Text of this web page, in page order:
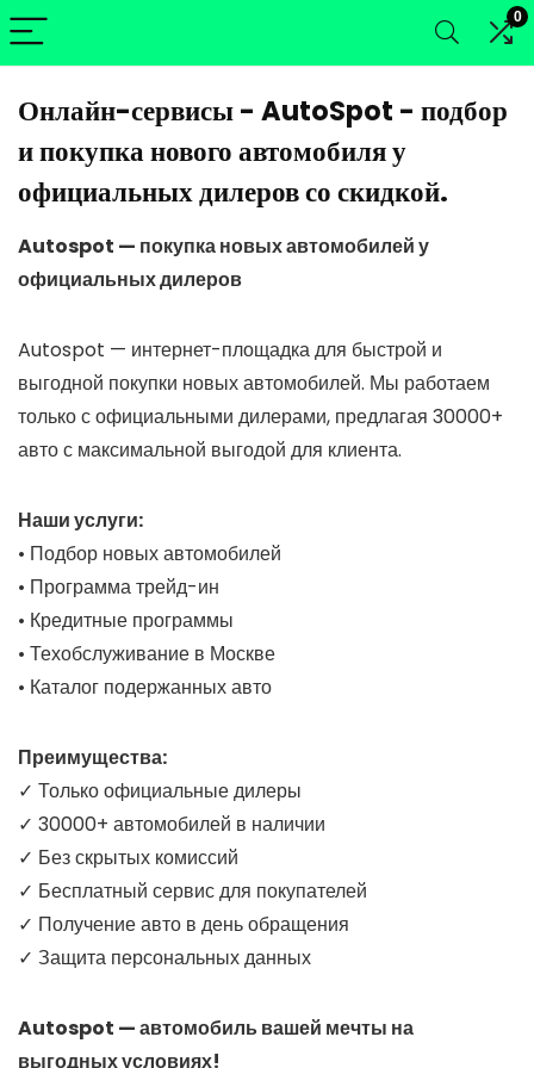
0
Онлайн-сервисы - AutoSpot - подбор
и покупка нового автомобиля у
официальных дилеров со скидкой.
Autospot — покупка новых автомобилей у
официальных дилеров
Autospot — интернет-площадка для быстрой и
выгодной покупки новых автомобилей. Мы работаем
только с официальными дилерами, предлагая 30000+
авто с максимальной выгодой для клиента.
Наши услуги:
• Подбор новых автомобилей
• Программа трейд-ин
• Кредитные программы
• Техобслуживание в Москве
• Каталог подержанных авто
Преимущества:
✓ Только официальные дилеры
✓ 30000+ автомобилей в наличии
✓ Без скрытых комиссий
✓ Бесплатный сервис для покупателей
✓ Получение авто в день обращения
✓ Защита персональных данных
Autospot — автомобиль вашей мечты на
выгодных условиях!